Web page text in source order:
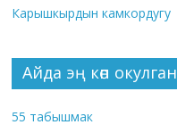
Карышкырдын камкордугу
Айда эң көп
55 табышмак